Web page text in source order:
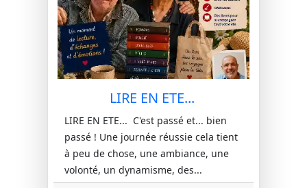
LIRE EN ETE...
LIRE EN ETE... C'est passé et... bien
passé ! Une journée réussie cela tient
à peu de chose, une ambiance, une
volonté, un dynamisme, des...